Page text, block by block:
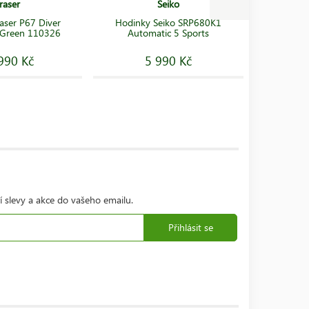
P67 Diver
110326
Kč
Seiko
Hodinky Seiko SRP680K1
Automatic 5 Sports
5 990 Kč
a akce do vašeho emailu.
Přihlásit se